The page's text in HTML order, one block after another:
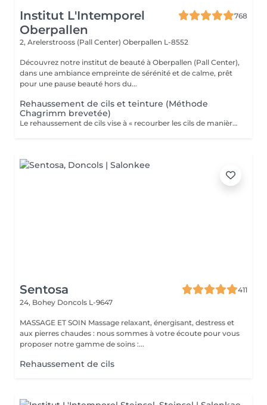
Institut L'Intemporel
Oberpallen
768
2, Arelerstrooss (Pall Center) Oberpallen L-8552
Découvrez notre institut de beauté à Oberpallen (Pall Center),
dans une ambiance empreinte de sérénité et de calme, prêt
pour une pause beauté hors du...
Rehaussement de cils et teinture (Méthode
Chagrimm brevetée)
Le rehaussement de cils vise à « recourber les cils de manière naturelle afin de les galber et leur donner un effet mascara ». Et ce, sans même utiliser votre maquillage. Cela permet d'embellir et d'ouvrir le regard tout en lui donnant de la douceur, et ce, pour une durée moyenne de six semaines. Ultra-pratique pour une routine make-up allégée et un regard perçant dès le réveil. Ne remplacera jamais l'effet mascara. SVP pour éviter toute réaction ne pas venir avec des lentilles de contact ou prévoir le nécessaire pour les retirer avant la prestation et attendre minimum 3 mois entre deux rehaussements !
Sentosa
411
24, Bohey Doncols L-9647
MASSAGE ET SOIN Massage relaxant, énergisant, destress et
aux pierres chaudes : nous sommes à votre écoute pour vous
proposer notre gamme de soins :...
Rehaussement de cils